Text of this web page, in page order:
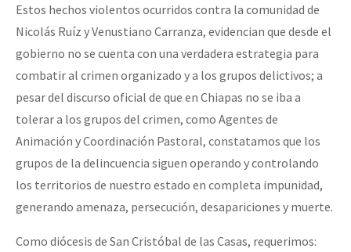
Medios Libres
Eventos
Contacto
Estos hechos violentos ocurridos contra la comunidad de
Nicolás Ruíz y Venustiano Carranza, evidencian que desde el
gobierno no se cuenta con una verdadera estrategia para
combatir al crimen organizado y a los grupos delictivos; a
pesar del discurso oficial de que en Chiapas no se iba a
tolerar a los grupos del crimen, como Agentes de
Animación y Coordinación Pastoral, constatamos que los
grupos de la delincuencia siguen operando y controlando
los territorios de nuestro estado en completa impunidad,
generando amenaza, persecución, desapariciones y muerte.
Como diócesis de San Cristóbal de las Casas, requerimos: